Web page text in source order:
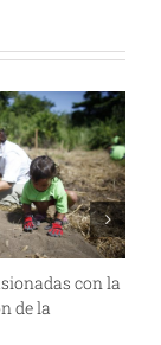
con la
de la